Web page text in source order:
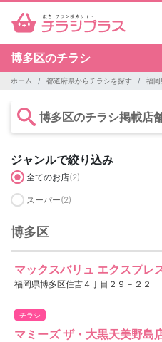
博多区のチラシ
ホーム 都道府県からチラシを探す 福岡
博多区のチラシ掲載店
ジャンルで絞り込み
全てのお店(2)
スーパー(2)
博多区
マックスバリュ エクスプレ
福岡県博多区住吉４丁目２９－２２
チラシ
マミーズ ザ・大黒天美野島